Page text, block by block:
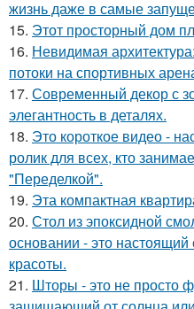
жизнь даже в самые
15. Этот просторный дом
16. Невидимая
потоки на спортивных
17. Современный декор с
элегантность в деталях.
18. Это короткое видео -
ролик для всех, кто
"Переделкой".
19. Эта компактная
20. Стол из эпоксидной
основании - это
красоты.
21. Шторы - это не просто